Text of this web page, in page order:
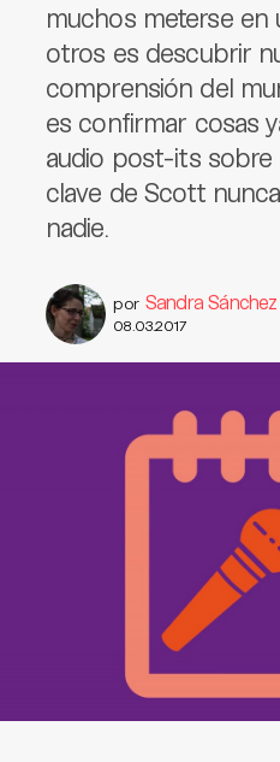
muchos meterse en
otros es descubrir
comprensión del
es confirmar cosas
audio post-its
clave de Scott
nadie.
por Sandra
08.03.2017